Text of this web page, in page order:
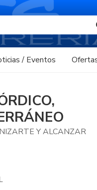
/ Eventos
Y ALCANZAR